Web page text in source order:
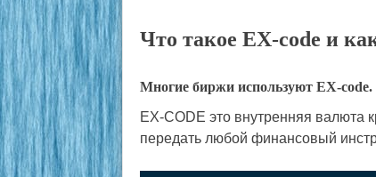
Что такое EX-code и
Многие биржи используют EX-code.
EX-CODE это внутренняя валюта
передать любой финансовый